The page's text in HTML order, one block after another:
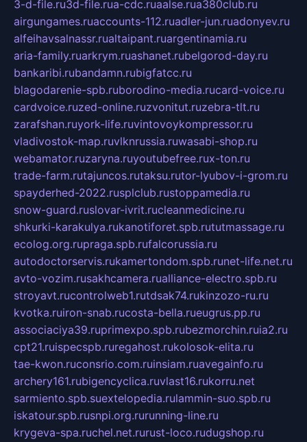
3-d-file.ru3d-file.rua-cdc.ruaalse.rua380club.ru
airgungames.ruaccounts-112.ruadler-jun.ruadonyev.ru
alfeihavsalnassr.rualtaipant.ruargentinamia.ru
aria-family.ruarkrym.ruashanet.rubelgorod-day.ru
bankaribi.rubandamn.rubigfatcc.ru
blagodarenie-spb.ruborodino-media.rucard-voice.ru
cardvoice.ruzed-online.ruzvonitut.ruzebra-tlt.ru
zarafshan.ruyork-life.ruvintovoykompressor.ru
vladivostok-map.ruvlknrussia.ruwasabi-shop.ru
webamator.ruzaryna.ruyoutubefree.rux-ton.ru
trade-farm.rutajuncos.rutaksu.rutor-lyubov-i-grom.ru
spayderhed-2022.rusplclub.rustoppamedia.ru
snow-guard.ruslovar-ivrit.rucleanmedicine.ru
shkurki-karakulya.rukanotiforet.spb.rututmassage.ru
ecolog.org.rupraga.spb.rufalcorussia.ru
autodoctorservis.rukamertondom.spb.runet-life.net.ru
avto-vozim.rusakhcamera.rualliance-electro.spb.ru
stroyavt.rucontrolweb1.rutdsak74.rukinzozo-ru.ru
kvotka.ruiron-snab.rucosta-bella.rueugrus.pp.ru
associaciya39.ruprimexpo.spb.rubezmorchin.ruia2.ru
cpt21.ruispecspb.ruregahost.rukolosok-elita.ru
tae-kwon.ruconsrio.com.ruinsiam.ruavegainfo.ru
archery161.rubigencyclica.ruvlast16.rukorru.net
sarmiento.spb.suextelopedia.rulammin-suo.spb.ru
iskatour.spb.rusnpi.org.rurunning-line.ru
krygeva-spa.ruchel.net.rurust-loco.rudugshop.ru